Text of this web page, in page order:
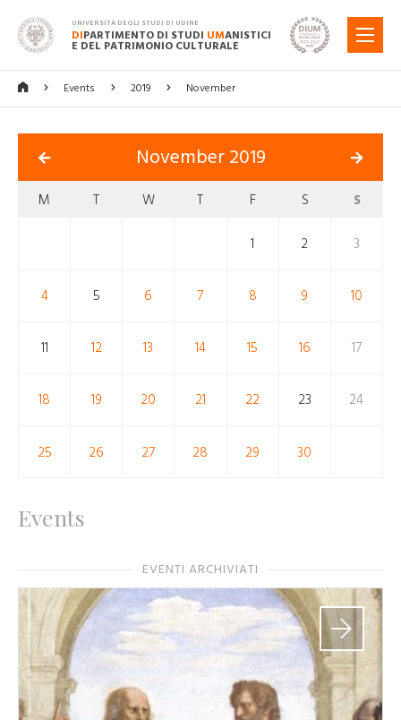
UNIVERSITÀ DEGLI STUDI DI UDINE
DIPARTIMENTO DI STUDI UMANISTICI
E DEL PATRIMONIO CULTURALE
MENU
Events 2019 November
November 2019
M T W T F S S
1 2 3
4 5 6 7 8 9 10
11 12 13 14 15 16 17
18 19 20 21 22 23 24
25 26 27 28 29 30
Events
EVENTI ARCHIVIATI